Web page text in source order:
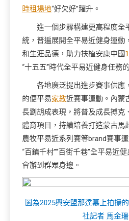
時租場地“好欠好”躍升。
進一個步驟構建更高程度全
統，普遍展開全平易近健身運動
和生涯品德，助力扶植安康中國
“十五五”時代全平易近健身任務
各地廣泛提出進步賽事供應
的便平易家教近賽事運動。內蒙
長劉胡成表現，將普及成長搏克
體育項目，持續培養打造蒙古馬
農牧平易近系列賽等brand賽事
“百鎮千村”“百街千巷”全平易近
會辦到群眾身邊。
圖為2025興安盟那達慕上拍攝
社記者 馬金